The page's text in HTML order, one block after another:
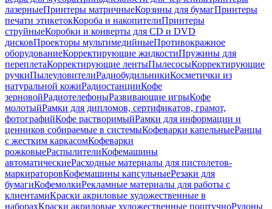
лазерныеПринтеры матричныеКорзины для бумагПринтеры
печати этикетокКороба и накопителиПринтеры
струйныеКоробки и конверты для CD и DVD
дисковПроекторы мультимедийныеПротивокражное
оборудованиеКорректирующие жидкостиПружины для
переплетаКорректирующие лентыПылесосыКорректирующие
ручкиПылеуловителиРадиобудильникиКосметички из
натуральной кожиРадиостанцииКофе
зерновойРадиотелефоныРазвивающие игрыКофе
молотыйРамки для дипломов, сертификатов, грамот,
фотографийКофе растворимыйРамки для информации и
ценников собираемые в системыКофеварки капельныеРанцы
с жестким каркасомКофеварки
рожковыеРаспылителиКофемашины
автоматическиеРасходные материалы для пистолетов-
маркираторовКофемашины капсульныеРезаки для
бумагиКофемолкиРекламные материалы для работы с
клиентамиКраски акриловые художественные в
наборахКраски акриловые художественные поштучноРулоны